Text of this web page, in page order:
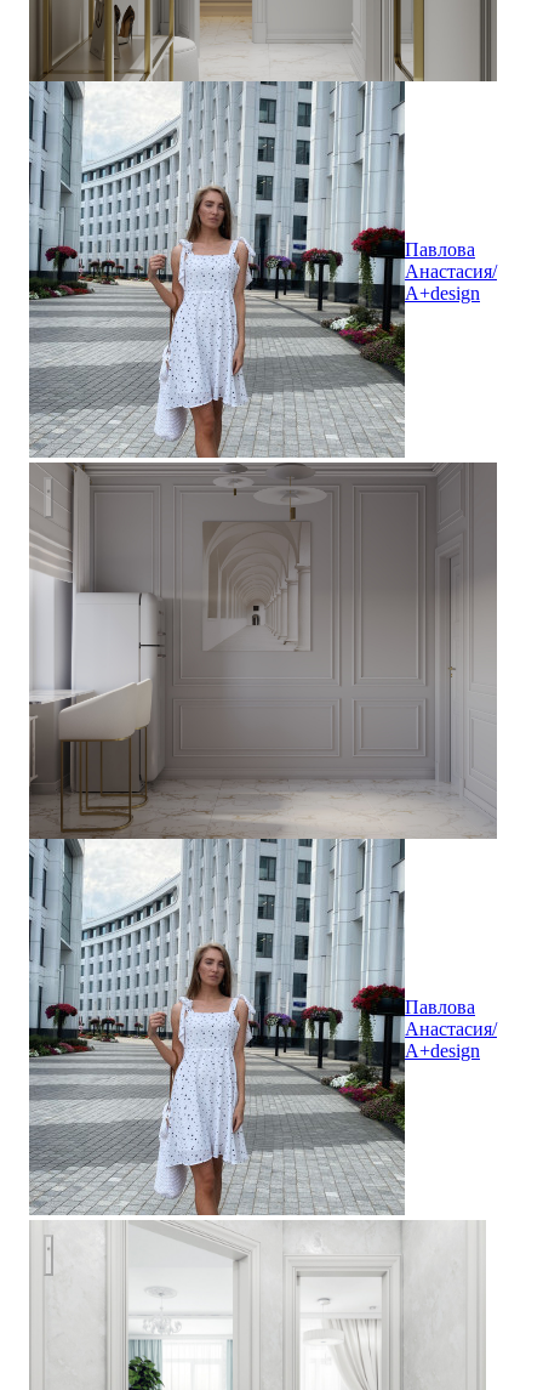
Павлова
Анастасия/
A+design
A+marshmallow
Павлова
Анастасия/
A+design
Дизайн прихожей